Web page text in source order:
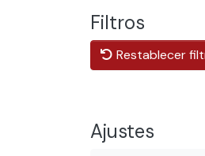
Filtros
Restablecer
Ajustes